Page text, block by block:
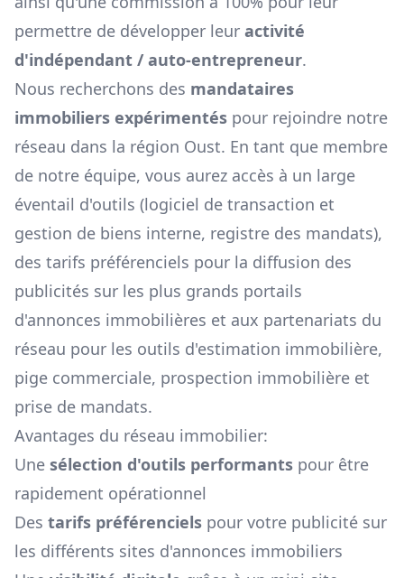
permettre de développer leur activité
d'indépendant / auto-entrepreneur.
Nous recherchons des mandataires
immobiliers expérimentés pour rejoindre notre
réseau dans la région Oust. En tant que membre
de notre équipe, vous aurez accès à un large
éventail d'outils (logiciel de transaction et
gestion de biens interne, registre des mandats),
des tarifs préférenciels pour la diffusion des
publicités sur les plus grands portails
d'annonces immobilières et aux partenariats du
réseau pour les outils d'estimation immobilière,
pige commerciale, prospection immobilière et
prise de mandats.
Avantages du réseau immobilier:
Une sélection d'outils performants pour être
rapidement opérationnel
Des tarifs préférenciels pour votre publicité sur
les différents sites d'annonces immobiliers